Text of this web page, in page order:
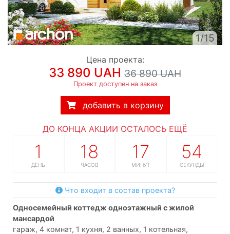
1/15
Цена проекта:
33 890 UAH 36 890 UAH
Проект доступен на заказ
добавить в корзину
ДО КОНЦА АКЦИИ ОСТАЛОСЬ ЕЩЁ
1
ДЕНЬ
18
ЧАСОВ
17
МИНУТ
53
СЕКУНДЫ
Что входит в состав проекта?
односемейный коттедж одноэтажный с жилой
мансардой
гараж, 4 комнат, 1 кухня, 2 ванных, 1 котельная,